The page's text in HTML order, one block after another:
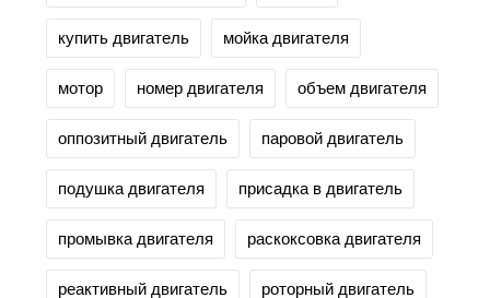
купить двигатель мойка двигателя
мотор номер двигателя объем двигателя
оппозитный двигатель паровой двигатель
подушка двигателя присадка в двигатель
промывка двигателя раскоксовка двигателя
реактивный двигатель роторный двигатель